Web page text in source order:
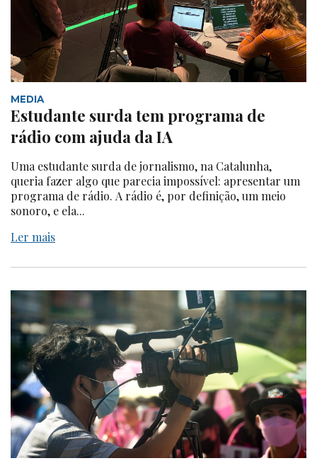
MEDIA
Estudante surda tem programa de
rádio com ajuda da IA
Uma estudante surda de jornalismo, na Catalunha,
queria fazer algo que parecia impossível: apresentar um
programa de rádio. A rádio é, por definição, um meio
sonoro, e ela...
Ler mais